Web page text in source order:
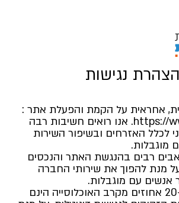
הצהרת נגישות
אחראית על הקמת והפעלת אתר :
https://www.orbanit.co.il. אנו רואים חשיבות רבה
לכלל האזרחים ובשיפור השירות
מוגבלות.
רבים בהנגשת האתר והנכסים
על מנת להפוך את שירותי החברה
אנשים עם מוגבלות.
במדינת ישראל כ-20 אחוזים מקרב האוכלוסייה הינם